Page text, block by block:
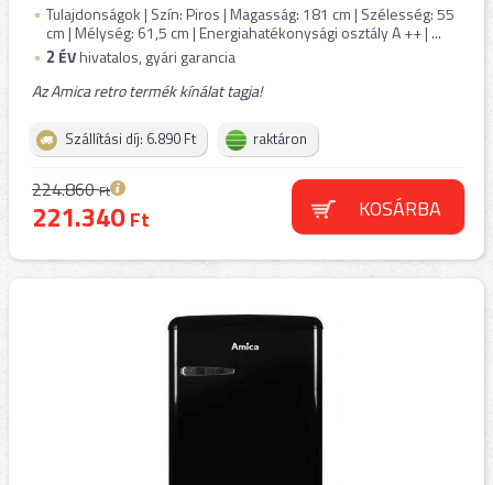
Tulajdonságok | Szín: Piros | Magasság: 181 cm | Szélesség: 55
cm | Mélység: 61,5 cm | Energiahatékonysági osztály A ++ | ...
2 ÉVhivatalos, gyári garancia
Az Amica retro termék kínálat tagja!
Szállítási díj: 6.890 Ft raktáron
224.860Ft
221.340Ft KOSÁRBA